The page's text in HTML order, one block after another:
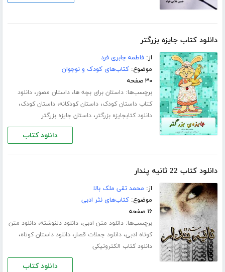
دانلود کتاب جایزه بزرگتر
از:فاطمه جابری فرد
موضوع:کتاب‌های کودک و نوجوان
۳۰ صفحه
برچسب‌ها:داستان برای بچه ها،داستان مصور،دانلود
کتاب داستان کودک،داستان کودکانه،داستان کودک،
دانلود کتابجایزه بزرگتر،داستان جایزه بزرگتر
دانلود کتاب
دانلود کتاب 22 ثانیه پندار
از: محمد تقی ملک بالا
موضوع:کتاب‌های نثر ادبی
۱۶ صفحه
برچسب‌ها:دانلود متن ادبی،دانلود دلنوشته،دانلود متن
کوتاه ادبی،دانلود جملات قصار،دانلود داستان کوتاه،
دانلود کتاب الکترونیکی
دانلود کتاب